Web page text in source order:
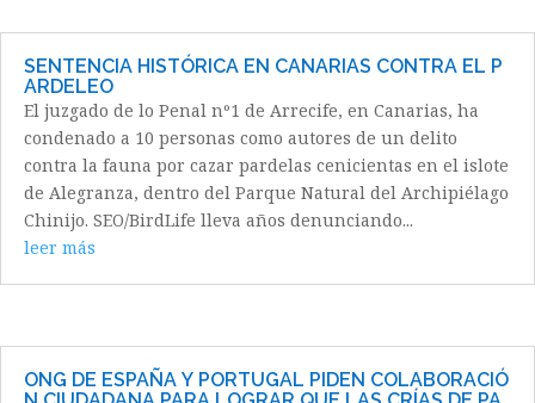
SENTENCIA HISTÓRICA EN CANARIAS CONTRA EL P
ARDELEO
El juzgado de lo Penal nº1 de Arrecife, en Canarias, ha
condenado a 10 personas como autores de un delito
contra la fauna por cazar pardelas cenicientas en el islote
de Alegranza, dentro del Parque Natural del Archipiélago
Chinijo. SEO/BirdLife lleva años denunciando...
leer más
ONG DE ESPAÑA Y PORTUGAL PIDEN COLABORACIÓ